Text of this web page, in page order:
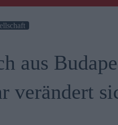
aus
verändert